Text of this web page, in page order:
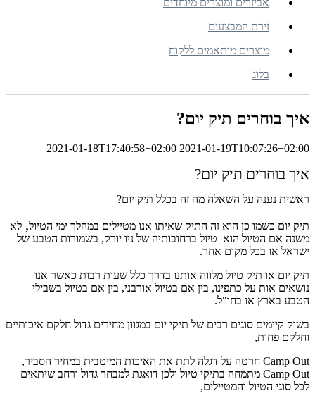
זירת המבצעים
מוצרים מותאמים ללקוח
בלוג
איך בוחרים תיק יום?
2021-01-18T17:40:58+02:00 2021-01-19T10:07:26+02:00
איך בוחרים תיק יום?
ראשית נענה על השאלה מה זה בכלל תיק יום?
תיק יום כשמו כן הוא זה התיק שאיתו אנו מטיילים במהלך ימי הטיול, לא
משנה אם הטיול הוא טיול ברחובותיה של ניו יורק, בשמורות הטבע של
ישראל או בכל מקום אחר.
תיק יום או תיק טיול מלווה אותנו בדרך כלל שעות רבות כאשר אנו
נושאים אות על כתפינו, בין אם בטיול אורבני, בין אם בטיול בשבילי
הטבע בארץ או בחו"ל.
בשוק קיימים סוגים רבים של תיקי יום במגוון מחירים גדול חלקם איכותיים
וחלקם פחות,
Camp Out חרטה על דגלה לתת את האיכות המיטבית במחיר הסביר,
Camp Out מתמחה בתיקי טיול ולכן דואגת למבחר גדול ורחב שיתאים
לכל סוגי הטיול והמטיילים,